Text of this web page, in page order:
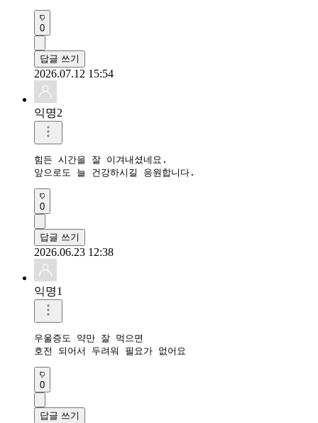
0
답글 쓰기
2026.07.12 15:54
익명2
힘든 시간을 잘 이겨내셨네요.
앞으로도 늘 건강하시길 응원합니다.
0
답글 쓰기
2026.06.23 12:38
익명1
우울증도 약만 잘 먹으면
호전 되어서 두려워 필요가 없어요
0
답글 쓰기